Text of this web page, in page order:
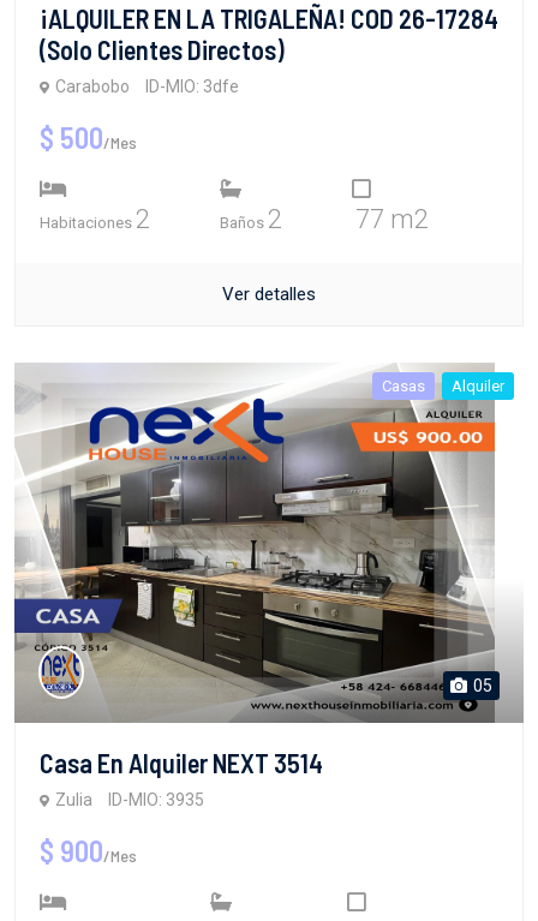
¡ALQUILER EN LA TRIGALEÑA! COD 26-17284
(Solo Clientes Directos)
Carabobo ID-MIO: 3dfe
$ 500/Mes
Habitaciones 2 Baños 2 77 m2
Ver detalles
Casas Alquiler
05
Casa En Alquiler NEXT 3514
Zulia ID-MIO: 3935
$ 900/Mes